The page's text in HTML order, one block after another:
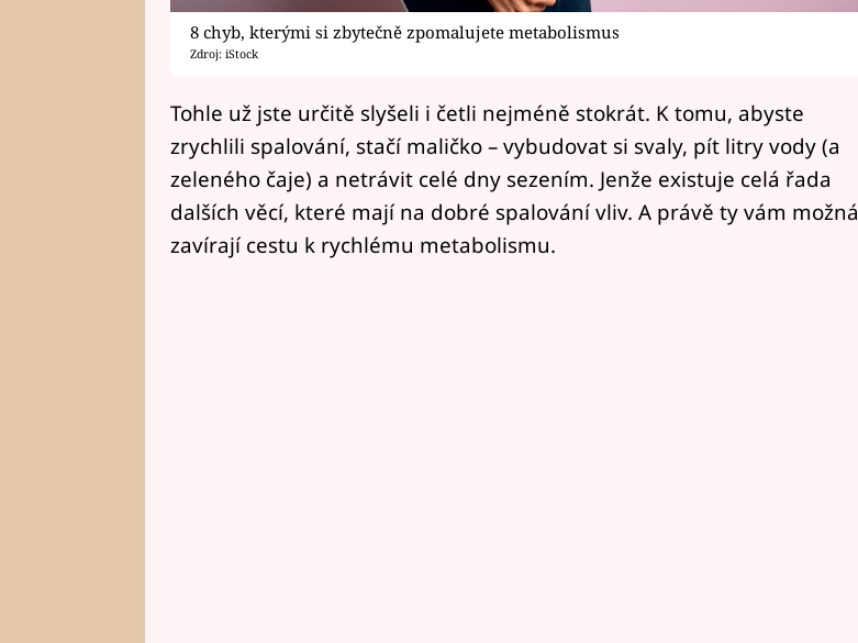
8 chyb, kterými si zbytečně zpomalujete metabolismus
Zdroj: iStock
Tohle už jste určitě slyšeli i četli nejméně stokrát. K tomu, abyste
zrychlili spalování, stačí maličko – vybudovat si svaly, pít litry vody (a
zeleného čaje) a netrávit celé dny sezením. Jenže existuje celá řada
dalších věcí, které mají na dobré spalování vliv. A právě ty vám možná
zavírají cestu k rychlému metabolismu.